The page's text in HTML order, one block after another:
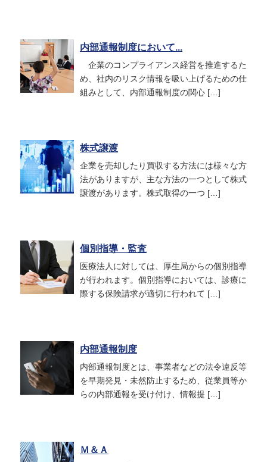
内部通報制度において...
企業のコンプライアンス経営を推進するた
め、社内のリスク情報を吸い上げるための仕
組みとして、内部通報制度の関心 […]
株式譲渡
企業を売却したり買収する方法には様々な方
法がありますが、主な方法の一つとして株式
譲渡があります。株式取得の一つ […]
個別指導・監査
医療法人に対しては、厚生局からの個別指導
が行われます。個別指導においては、診療に
際する保険請求が適切に行われて […]
内部通報制度
内部通報制度とは、事業者などの法令違反等
を早期発見・未然防止するため、従業員等か
らの内部通報を受け付け、情報提 […]
Ｍ＆Ａ